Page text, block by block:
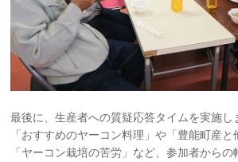
最後に、生産者への質疑応答タイムを実施し
「おすすめのヤーコン料理」や「豊能町産と
「ヤーコン栽培の苦労」など、参加者から